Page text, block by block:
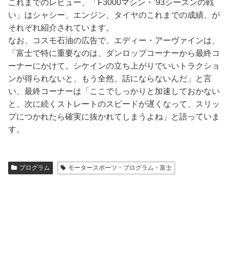
これまでのレビュー、「F3000マシン・’93シーズンの戦
い」はシャシー、エンジン、タイヤのこれまでの成績、が
それぞれ紹介されています。
なお、コスモ石油の広告で、エディー・アーヴァインは、
「富士で特に重要なのは、ダンロップコーナーから最終コ
ーナーにかけて。シケインの立ち上がりでいいトラクショ
ンが得られないと、もう全然、話にならないんだ」と言
い、最終コーナーは「ここでしっかりと加速しておかない
と、次に続くストレートのスピードが遅くなって、スリッ
プにつかれたら確実に抜かれてしまうよね」と語っていま
す。
プログラム モータースポーツ・プログラム・富士